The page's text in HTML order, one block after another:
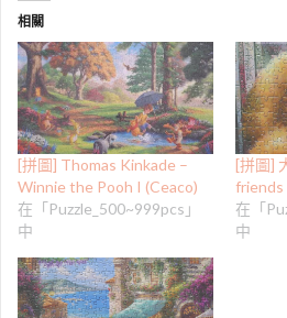
相關
[拼圖] Thomas Kinkade –
Winnie the Pooh I (Ceaco)
在「Puzzle_500~999pcs」
中
[拼圖]
friends
在「
中